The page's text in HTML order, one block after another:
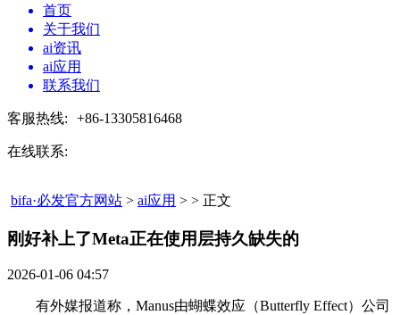
首页
关于我们
ai资讯
ai应用
联系我们
客服热线: +86-13305816468
在线联系:
bifa·必发官方网站 > ai应用 > > 正文
刚好补上了Meta正在使用层持久缺失的​
2026-01-06 04:57
有外媒报道称，Manus由蝴蝶效应（Butterfly Effect）公司